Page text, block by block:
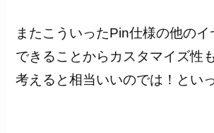
またこういったPin仕様の他のイ
できることからカスタマイズ性
考えると相当いいのでは！とい